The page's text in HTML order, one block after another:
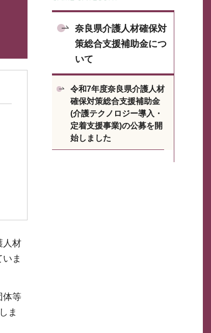
人材
ま
体等
ま
奈良県介護人材確保対
策総合支援補助金につ
いて
令和7年度奈良県介護人材
確保対策総合支援補助金
(介護テクノロジー導入・
定着支援事業)の公募を開
始しました